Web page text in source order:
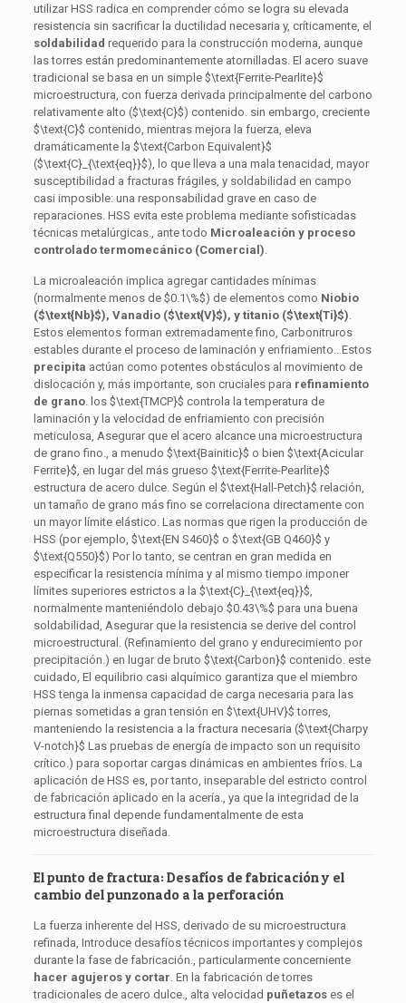
utilizar HSS radica en comprender cómo se logra su elevada
resistencia sin sacrificar la ductilidad necesaria y, críticamente, el
soldabilidad requerido para la construcción moderna, aunque
las torres están predominantemente atornilladas. El acero suave
tradicional se basa en un simple $\text{Ferrite-Pearlite}$
microestructura, con fuerza derivada principalmente del carbono
relativamente alto ($\text{C}$) contenido. sin embargo, creciente
$\text{C}$ contenido, mientras mejora la fuerza, eleva
dramáticamente la $\text{Carbon Equivalent}$
($\text{C}_{\text{eq}}$), lo que lleva a una mala tenacidad, mayor
susceptibilidad a fracturas frágiles, y soldabilidad en campo
casi imposible: una responsabilidad grave en caso de
reparaciones. HSS evita este problema mediante sofisticadas
técnicas metalúrgicas., ante todo Microaleación y proceso
controlado termomecánico (Comercial).
La microaleación implica agregar cantidades mínimas
(normalmente menos de $0.1\%$) de elementos como Niobio
($\text{Nb}$), Vanadio ($\text{V}$), y titanio ($\text{Ti}$).
Estos elementos forman extremadamente fino, Carbonitruros
estables durante el proceso de laminación y enfriamiento.. Estos
precipita actúan como potentes obstáculos al movimiento de
dislocación y, más importante, son cruciales para refinamiento
de grano. los $\text{TMCP}$ controla la temperatura de
laminación y la velocidad de enfriamiento con precisión
meticulosa, Asegurar que el acero alcance una microestructura
de grano fino., a menudo $\text{Bainitic}$ o bien $\text{Acicular
Ferrite}$, en lugar del más grueso $\text{Ferrite-Pearlite}$
estructura de acero dulce. Según el $\text{Hall-Petch}$ relación,
un tamaño de grano más fino se correlaciona directamente con
un mayor límite elástico. Las normas que rigen la producción de
HSS (por ejemplo, $\text{EN S460}$ o $\text{GB Q460}$ y
$\text{Q550}$) Por lo tanto, se centran en gran medida en
especificar la resistencia mínima y al mismo tiempo imponer
límites superiores estrictos a la $\text{C}_{\text{eq}}$,
normalmente manteniéndolo debajo $0.43\%$ para una buena
soldabilidad, Asegurar que la resistencia se derive del control
microestructural. (Refinamiento del grano y endurecimiento por
precipitación.) en lugar de bruto $\text{Carbon}$ contenido. este
cuidado, El equilibrio casi alquímico garantiza que el miembro
HSS tenga la inmensa capacidad de carga necesaria para las
piernas sometidas a gran tensión en $\text{UHV}$ torres,
manteniendo la resistencia a la fractura necesaria ($\text{Charpy
V-notch}$ Las pruebas de energía de impacto son un requisito
crítico.) para soportar cargas dinámicas en ambientes fríos. La
aplicación de HSS es, por tanto, inseparable del estricto control
de fabricación aplicado en la acería., ya que la integridad de la
estructura final depende fundamentalmente de esta
microestructura diseñada.
El punto de fractura: Desafíos de fabricación y el
cambio del punzonado a la perforación
La fuerza inherente del HSS, derivado de su microestructura
refinada, Introduce desafíos técnicos importantes y complejos
durante la fase de fabricación., particularmente concerniente
hacer agujeros y cortar. En la fabricación de torres
tradicionales de acero dulce., alta velocidad puñetazoses el